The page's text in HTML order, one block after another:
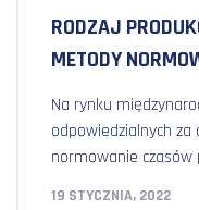
RODZAJ
METODY
Na rynku
odpowiedzialnych za
normowanie czasów
19 STYCZNIA, 2022